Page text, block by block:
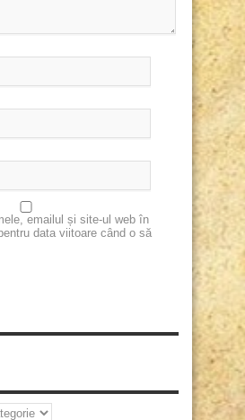
emailul și site-ul web în
data viitoare când o să